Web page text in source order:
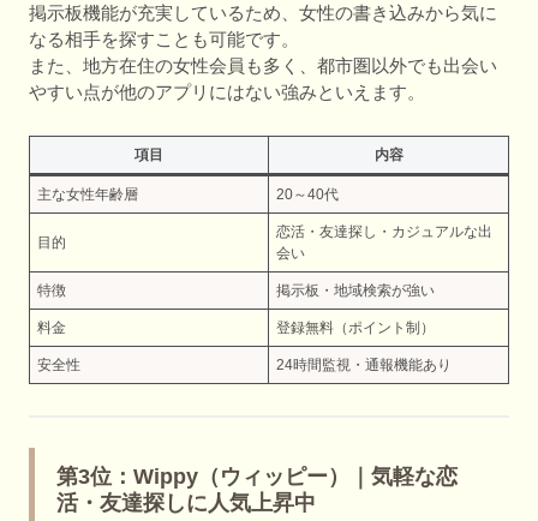
掲示板機能が充実しているため、女性の書き込みから気に
なる相手を探すことも可能です。
また、地方在住の女性会員も多く、都市圏以外でも出会い
やすい点が他のアプリにはない強みといえます。
項目 内容
主な女性年齢層 20～40代
目的
恋活・友達探し・カジュアルな出
会い
特徴 掲示板・地域検索が強い
料金 登録無料（ポイント制）
安全性 24時間監視・通報機能あり
第3位：Wippy（ウィッピー）｜気軽な恋
活・友達探しに人気上昇中